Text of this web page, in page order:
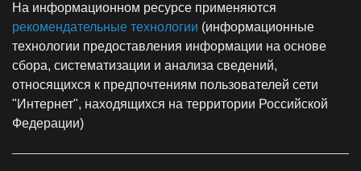
На информационном ресурсе применяются
рекомендательные технологии (информационные
технологии предоставления информации на основе
сбора, систематизации и анализа сведений,
относящихся к предпочтениям пользователей сети
"Интернет", находящихся на территории Российской
Федерации)